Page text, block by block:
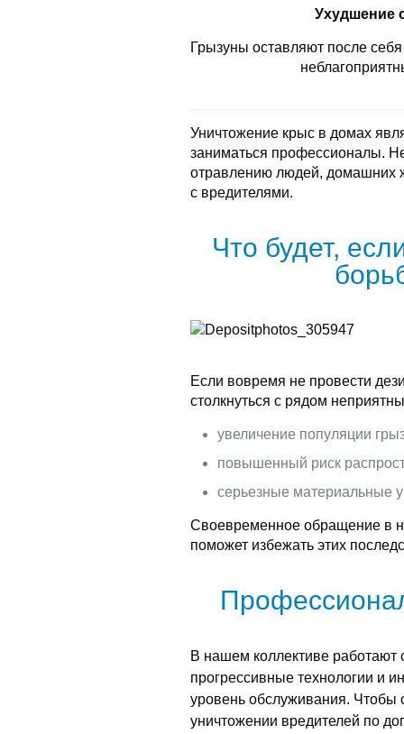
Ухудшение
Грызуны оставляют после
Уничтожение крыс в домах
заниматься профессионалы.
отравлению людей, домашних
с вредителями.
Что будет,
Если вовремя не провести
столкнуться с рядом
увеличение популяции
повышенный риск
серьезные материальные
Своевременное обращение в
поможет избежать этих
В нашем коллективе
прогрессивные технологии и
уровень обслуживания. Чтобы
уничтожении вредителей по